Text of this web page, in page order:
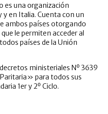
es una organización
y en Italia. Cuenta con un
ambos países otorgando
le permiten acceder al
países de la Unión
ministeriales Nº 3639
para todos sus
1er y 2º Ciclo.